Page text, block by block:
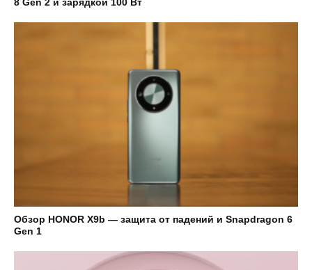
Обзор HONOR X9b — защита от падений и Snapdragon 6
Gen 1